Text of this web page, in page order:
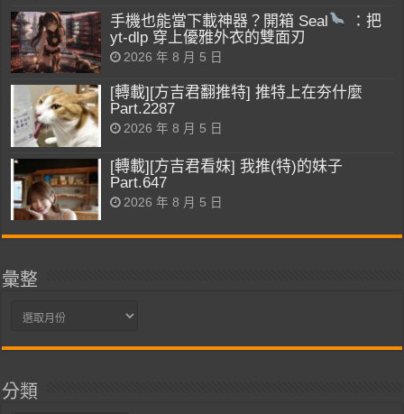
手機也能當下載神器？開箱 Seal
：把
yt-dlp 穿上優雅外衣的雙面刃
2026 年 8 月 5 日
[轉載][方吉君翻推特] 推特上在夯什麼
Part.2287
2026 年 8 月 5 日
[轉載][方吉君看妹] 我推(特)的妹子
Part.647
2026 年 8 月 5 日
彙整
彙
分類